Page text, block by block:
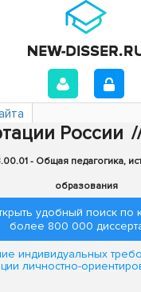
России
- Общая педагогика,
образования
удобный поиск по
более 800 000
индивидуальных
личностно-